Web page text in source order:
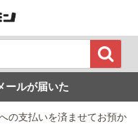
ールが届いた
の支払いを済ませてお預か